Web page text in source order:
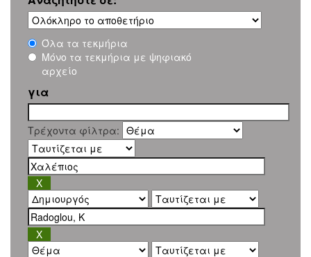
Όλα τα τεκμήρια
Μόνο τα τεκμήρια με ψηφιακό
αρχείο
για
Τρέχοντα φίλτρα: